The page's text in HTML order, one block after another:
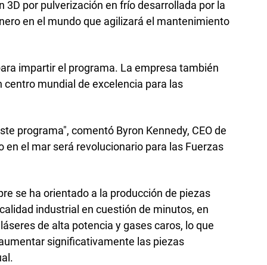
3D por pulverización en frío desarrollada por la
en el mundo que agilizará el mantenimiento
impartir el programa. La empresa también
centro mundial de excelencia para las
programa", comentó Byron Kennedy, CEO de
en el mar será revolucionario para las Fuerzas
se ha orientado a la producción de piezas
industrial en cuestión de minutos, en
de alta potencia y gases caros, lo que
significativamente las piezas